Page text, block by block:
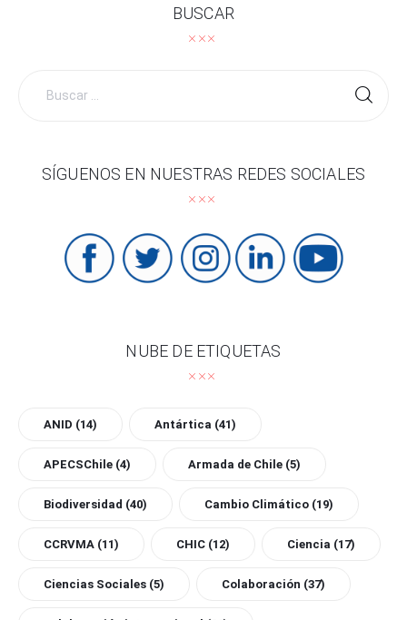
BUSCAR
SÍGUENOS EN NUESTRAS REDES SOCIALES
NUBE DE ETIQUETAS
ANID (14) Antártica (41)
APECSChile (4) Armada de Chile (5)
Biodiversidad (40) Cambio Climático (19)
CCRVMA (11) CHIC (12) Ciencia (17)
Ciencias Sociales (5) Colaboración (37)